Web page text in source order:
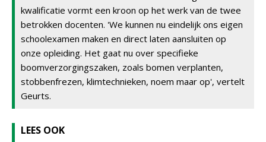
kwalificatie vormt een kroon op het werk van de twee
betrokken docenten. 'We kunnen nu eindelijk ons eigen
schoolexamen maken en direct laten aansluiten op
onze opleiding. Het gaat nu over specifieke
boomverzorgingszaken, zoals bomen verplanten,
stobbenfrezen, klimtechnieken, noem maar op', vertelt
Geurts.
LEES OOK